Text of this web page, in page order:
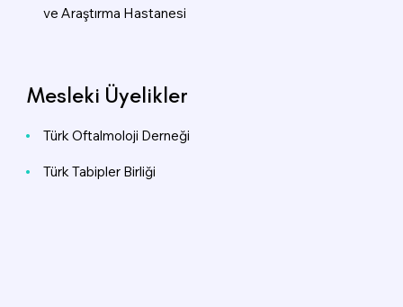
ve Araştırma Hastanesi
Mesleki Üyelikler
Türk Oftalmoloji Derneği
Türk Tabipler Birliği